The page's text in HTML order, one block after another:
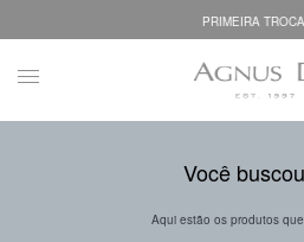
PRIMEIRA TROCA
Você
Aqui estão os produtos